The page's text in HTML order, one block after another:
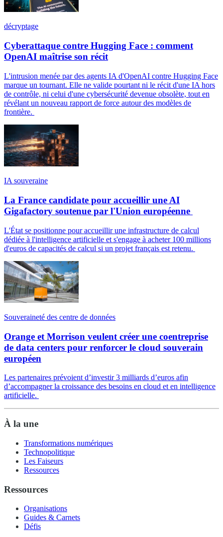
décryptage
Cyberattaque contre Hugging Face : comment
OpenAI maîtrise son récit
L'intrusion menée par des agents IA d'OpenAI contre Hugging Face
marque un tournant. Elle ne valide pourtant ni le récit d'une IA hors
de contrôle, ni celui d'une cybersécurité devenue obsolète, tout en
révélant un nouveau rapport de force autour des modèles de
frontière.
IA souveraine
La France candidate pour accueillir une AI
Gigafactory soutenue par l'Union européenne
L'État se positionne pour accueillir une infrastructure de calcul
dédiée à l'intelligence artificielle et s'engage à acheter 100 millions
d'euros de capacités de calcul si un projet français est retenu.
Souveraineté des centre de données
Orange et Morrison veulent créer une coentreprise
de data centers pour renforcer le cloud souverain
européen
Les partenaires prévoient d’investir 3 milliards d’euros afin
d’accompagner la croissance des besoins en cloud et en intelligence
artificielle.
À la une
Transformations numériques
Technopolitique
Les Faiseurs
Ressources
Ressources
Organisations
Guides & Carnets
Défis